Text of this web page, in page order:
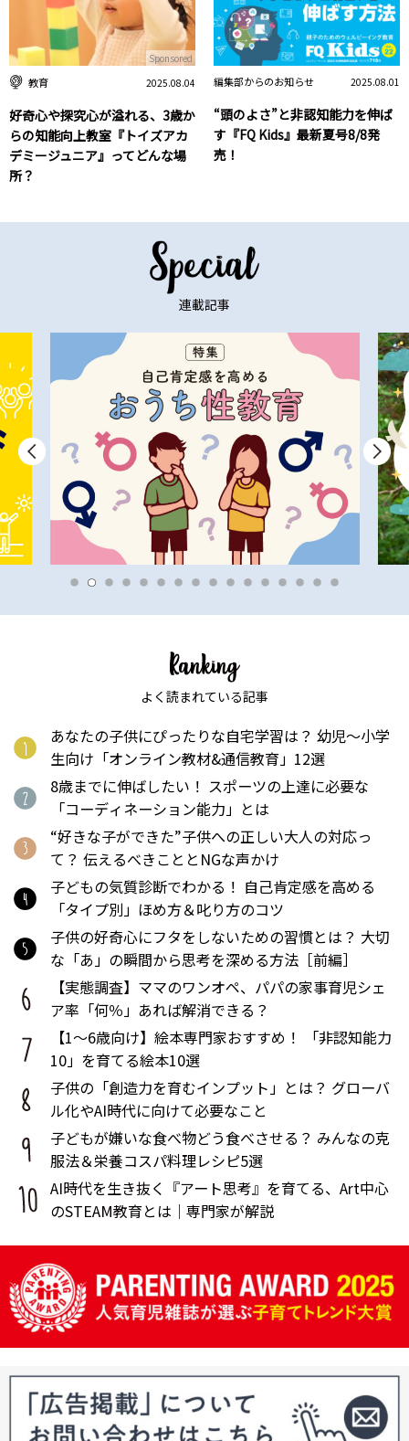
よく読まれている記事
あなたの子供にぴったりな自宅学習は？ 幼児〜小学
生向け「オンライン教材&通信教育」12選
8歳までに伸ばしたい！ スポーツの上達に必要な
「コーディネーション能力」とは
“好きな子ができた”子供への正しい大人の対応っ
て？ 伝えるべきこととNGな声かけ
子どもの気質診断でわかる！ 自己肯定感を高める
「タイプ別」ほめ方＆叱り方のコツ
子供の好奇心にフタをしないための習慣とは？ 大切
な「あ」の瞬間から思考を深める方法［前編］
【実態調査】ママのワンオペ、パパの家事育児シェ
ア率「何％」あれば解消できる？
【1～6歳向け】絵本専門家おすすめ！ 「非認知能力
10」を育てる絵本10選
子供の「創造力を育むインプット」とは？ グローバ
ル化やAI時代に向けて必要なこと
子どもが嫌いな食べ物どう食べさせる？ みんなの克
服法＆栄養コスパ料理レシピ5選
AI時代を生き抜く『アート思考』を育てる、Art中心
のSTEAM教育とは｜専門家が解説
教育 2025.08.04
好奇心や探究心が溢れる、3歳か
らの知能向上教室『トイズアカ
デミージュニア』ってどんな場
所？
Sponsored
編集部からのお知らせ 2025.08.01
“頭のよさ”と非認知能力を伸ば
す『FQ Kids』最新夏号8/8発
売！
連載記事